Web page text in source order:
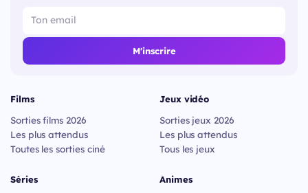
M'inscrire
Films
Sorties films 2026
Les plus attendus
Toutes les sorties ciné
Séries
Jeux vidéo
Sorties jeux 2026
Les plus attendus
Tous les jeux
Animes